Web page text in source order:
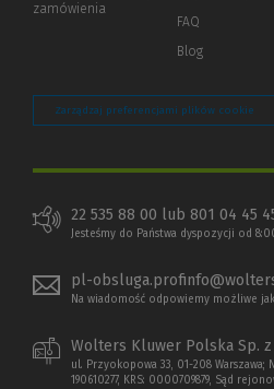
zamówienia
FAQ
Blog
Zarządzaj preferencjami plików cookie
22 535 88 00 lub 801 04 45
Jesteśmy do Państwa dyspozycji od
pl-
Na wiadomość odpowiemy możliwe
Wolters Kluwer Polska Sp. z
ul. Przyokopowa 33, 01-208 Warszawa;
190610277, KRS: 0000709879, Sąd